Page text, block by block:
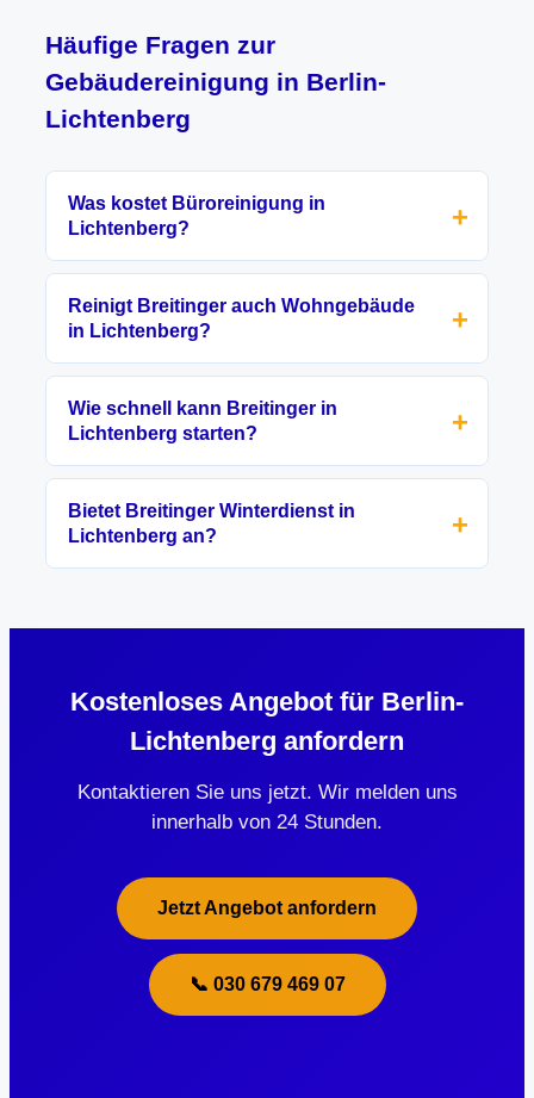
Häufige Fragen zur
Gebäudereinigung in Berlin-
Lichtenberg
Was kostet Büroreinigung in
Lichtenberg?
Reinigt Breitinger auch Wohngebäude
in Lichtenberg?
Wie schnell kann Breitinger in
Lichtenberg starten?
Bietet Breitinger Winterdienst in
Lichtenberg an?
Kostenloses Angebot für Berlin-
Lichtenberg anfordern
Kontaktieren Sie uns jetzt. Wir melden uns
innerhalb von 24 Stunden.
Jetzt Angebot anfordern
📞 030 679 469 07